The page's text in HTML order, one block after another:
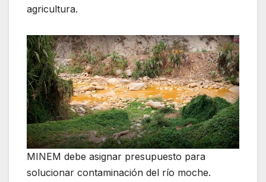
agricultura.
MINEM debe asignar presupuesto para
solucionar contaminación del río moche.